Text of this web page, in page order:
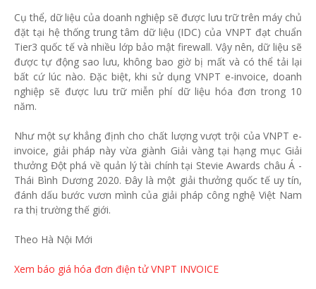
Cụ thể, dữ liệu của doanh nghiệp sẽ được lưu trữ trên máy chủ
đặt tại hệ thống trung tâm dữ liệu (IDC) của VNPT đạt chuẩn
Tier3 quốc tế và nhiều lớp bảo mật firewall. Vậy nên, dữ liệu sẽ
được tự động sao lưu, không bao giờ bị mất và có thể tải lại
bất cứ lúc nào. Đặc biệt, khi sử dụng VNPT e-invoice, doanh
nghiệp sẽ được lưu trữ miễn phí dữ liệu hóa đơn trong 10
năm.
Như một sự khẳng định cho chất lượng vượt trội của VNPT e-
invoice, giải pháp này vừa giành Giải vàng tại hạng mục Giải
thưởng Đột phá về quản lý tài chính tại Stevie Awards châu Á -
Thái Bình Dương 2020. Đây là một giải thưởng quốc tế uy tín,
đánh dấu bước vươn mình của giải pháp công nghệ Việt Nam
ra thị trường thế giới.
Theo Hà Nội Mới
Xem báo giá hóa đơn điện tử VNPT INVOICE